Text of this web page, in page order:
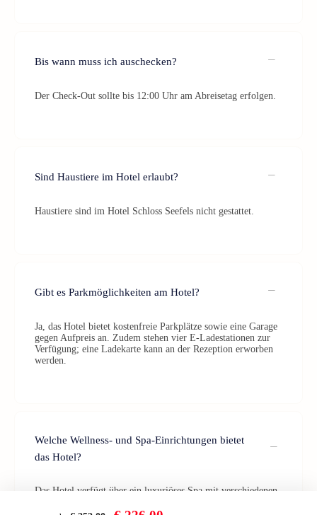
Bis wann muss ich auschecken?
Der Check-Out sollte bis 12:00 Uhr am Abreisetag erfolgen.
Sind Haustiere im Hotel erlaubt?
Haustiere sind im Hotel Schloss Seefels nicht gestattet.
Gibt es Parkmöglichkeiten am Hotel?
Ja, das Hotel bietet kostenfreie Parkplätze sowie eine Garage
gegen Aufpreis an. Zudem stehen vier E-Ladestationen zur
Verfügung; eine Ladekarte kann an der Rezeption erworben
werden.
Welche Wellness- und Spa-Einrichtungen bietet
das Hotel?
Das Hotel verfügt über ein luxuriöses Spa mit verschiedenen